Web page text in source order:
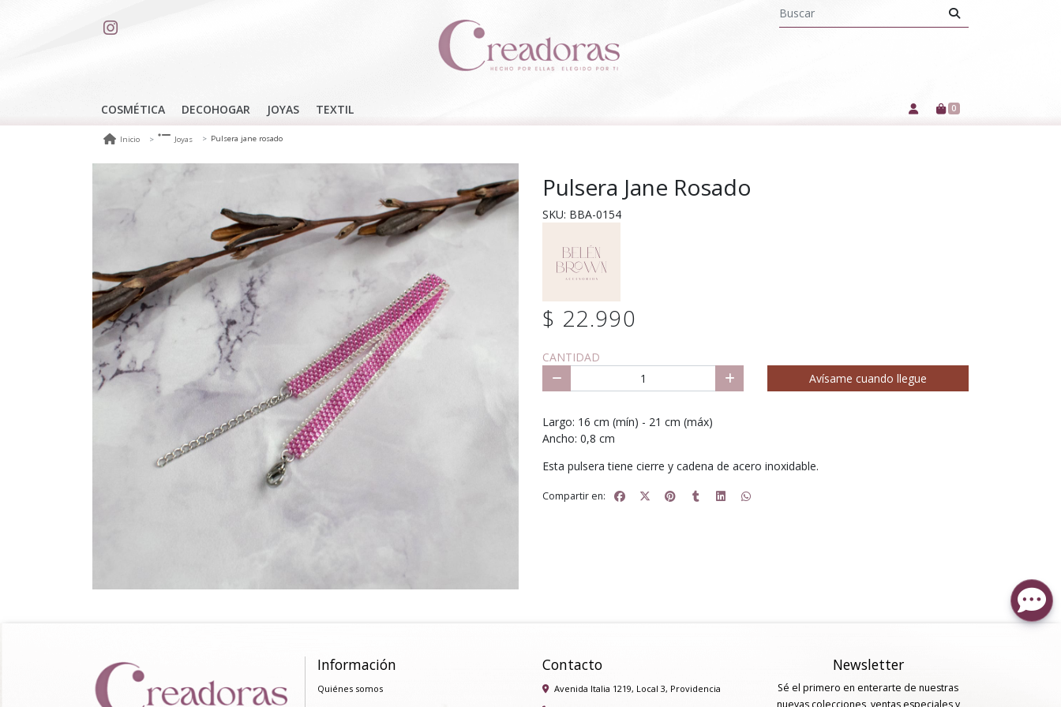
COSMÉTICA DECOHOGAR JOYAS TEXTIL 0
Inicio Joyas Pulsera jane rosado
Pulsera Jane Rosado
SKU: BBA-0154
$ 22.990
CANTIDAD
Avísame cuando llegue
Largo: 16 cm (mín) - 21 cm (máx)
Ancho: 0,8 cm
Esta pulsera tiene cierre y cadena de acero inoxidable.
Compartir en:
Información
Quiénes somos
Contacto
Avenida Italia 1219, Local 3, Providencia
Newsletter
Sé el primero en enterarte de nuestras
nuevas colecciones, ventas especiales y